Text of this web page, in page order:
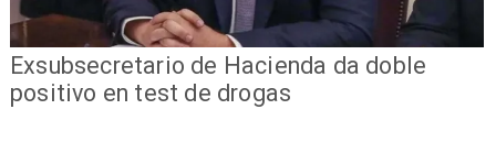
Exsubsecretario de Hacienda da doble
positivo en test de drogas